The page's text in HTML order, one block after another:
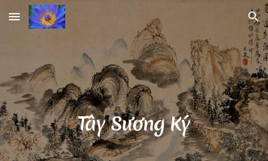
Skip to main content Skip to navigation
Tây Sương Ký